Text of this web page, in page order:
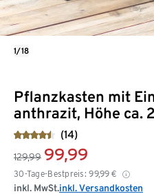
Pflanzkasten mit
anthrazit, Höhe ca.
(14)
129,99 99,99
30-Tage-Bestpreis: 99,99 €
inkl. MwSt.inkl. Versandkosten
1/18